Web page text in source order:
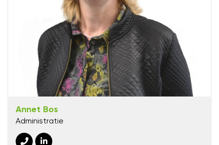
Annet Bos
Administratie